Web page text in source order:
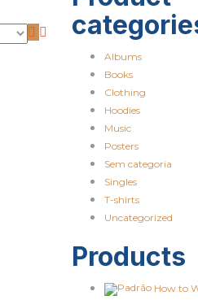
Albums
Books
Clothing
Hoodies
Music
Posters
Sem categoria
Singles
T-shirts
Uncategorized
Products
How to